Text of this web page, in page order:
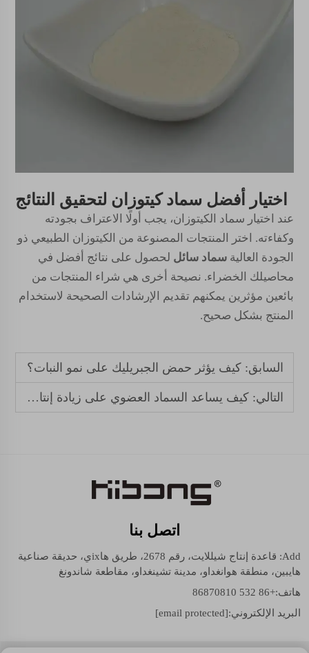
اختيار أفضل سماد كيتوزان لتحقيق النتائج
عند اختيار سماد الكيتوزان، يجب أولًا الاعتراف بجودته
وكفاءته. اختر المنتجات المصنوعة من الكيتوزان الطبيعي ذو
الجودة العالية سماد سائل لحصول على نتائج أفضل في
محاصيلك الخضراء. نصيحة أخرى هي شراء المنتجات من
بائعين مؤثرين يمكنهم تقديم الإرشادات الصحيحة لاستخدام
المنتج بشكل صحيح.
السابق: كيف يؤثر حمض الجبريليك على نمو النبات؟
التالي: كيف يساعد السماد العضوي على زيادة إنتاج الذرة؟
اتصل بنا
Add: قاعدة إنتاج شيللايت، رقم 2678، طريق هاixي، حديقة صناعية
هايبين، منطقة هوانغداو، مدينة تشينغداو، مقاطعة شاندونغ
هاتف:+86 532 86870810
البريد الإلكتروني:[email protected]